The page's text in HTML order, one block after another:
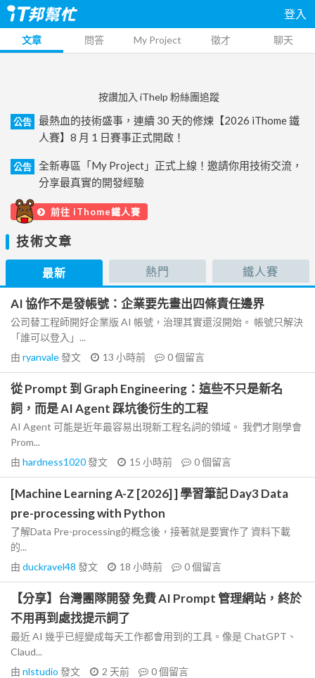
登入
文章 問答 My Project 徵才 聊天
按讚加入 iThelp 粉絲團追蹤
公告
最熱血的技術盛事，連續 30 天的修煉【2026 iThome 鐵
人賽】8 月 1 日賽事正式開啟！
公告
全新專區「My Project」正式上線！邀請你用技術交流，
分享最真實的開發經驗
前往 iThome鐵人賽
技術文章
最新 熱門 鐵人賽
AI 協作不是發帳號：企業要先畫出四條責任邊界
公司替工程師開好企業版 AI 帳號，治理其實還沒開始。 帳號只解決
「誰可以登入」...
由 ryanvale發文 13 小時前 0個留言
從 Prompt 到 Graph Engineering：這些不只是新名
詞，而是 AI Agent 踩坑後衍生的工程
AI Agent 可能是近年最容易出現新工程名詞的領域。 我們才剛學會
Prom...
由 hardness1020發文 15 小時前 0個留言
[Machine Learning A-Z [2026] ] 學習筆記 Day3 Data
pre-processing with Python
了解Data Pre-processing的概念後，接著就是要實作了 資料下載
的...
由 duckravel48 發文 18 小時前 0個留言
【分享】台灣團隊開發 免費 AI Prompt 管理網站，終於
不用再到處找提示詞了
最近 AI 幾乎已經變成每天工作都會用到的工具。像是 ChatGPT、
Claud...
由 nlstudio 發文 2 天前 0個留言